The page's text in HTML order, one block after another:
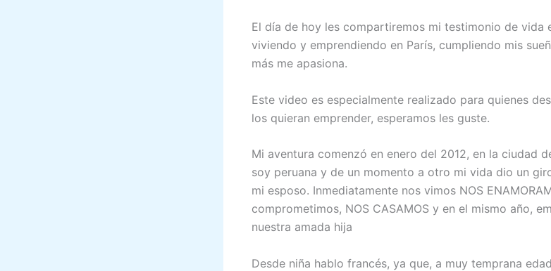
El día de hoy les compartiremos mi testimonio de vida
viviendo y emprendiendo en París, cumpliendo mis
más me apasiona.
Este video es especialmente realizado para quienes
los quieran emprender, esperamos les guste.
Mi aventura comenzó en enero del 2012, en la ciudad
soy peruana y de un momento a otro mi vida dio un
mi esposo. Inmediatamente nos vimos NOS
comprometimos, NOS CASAMOS y en el mismo año,
nuestra amada hija
Desde niña hablo francés, ya que, a muy temprana